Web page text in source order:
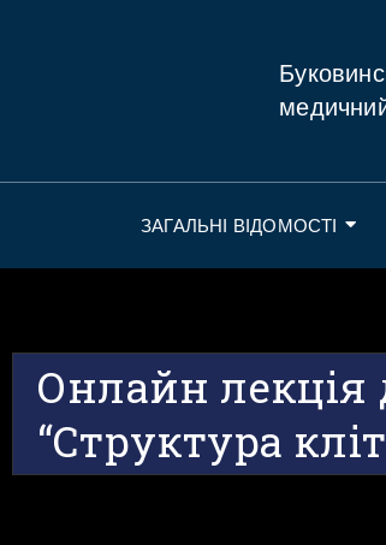
ЗАГАЛЬНІ ВІДОМОСТІ
Онлайн лекція
“Структура